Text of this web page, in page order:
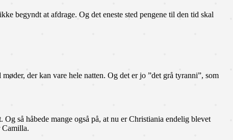
begyndt at afdrage. Og det eneste sted pengene til den tid skal
der kan vare hele natten. Og det er jo ”det grå tyranni”, som
så håbede mange også på, at nu er Christiania endelig blevet
Camilla.